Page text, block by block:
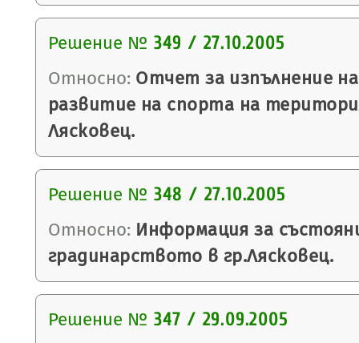
Решение № 349 / 27.10.2005
Относно: Отчет за изпълнение
развитие на спорта на
Лясковец.
Решение № 348 / 27.10.2005
Относно: Информация за
градинарството в гр.Лясковец.
Решение № 347 / 29.09.2005